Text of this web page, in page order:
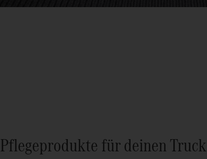
Pflegeprodukte für deinen Truck